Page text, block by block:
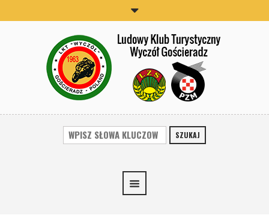
SZUKAJ